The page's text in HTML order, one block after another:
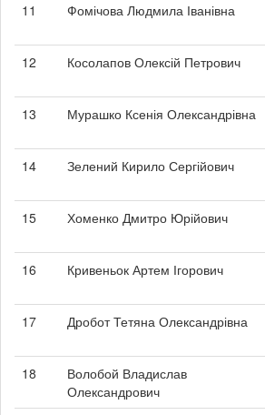
11
Фомічова Людмила Іванівна
12
Косолапов Олексій Петрович
13
Мурашко Ксенія Олександрівна
14
Зелений Кирило Сергійович
15
Хоменко Дмитро Юрійович
16
Кривеньок Артем Ігорович
17
Дробот Тетяна Олександрівна
18
Волобой Владислав
Олександрович